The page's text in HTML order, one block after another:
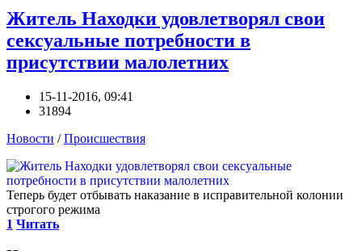
Житель Находки удовлетворял свои
сексуальные потребности в
присутствии малолетних
15-11-2016, 09:41
31894
Новости /Происшествия
Теперь будет отбывать наказание в исправительной колонии
строгого режима
1 Читать